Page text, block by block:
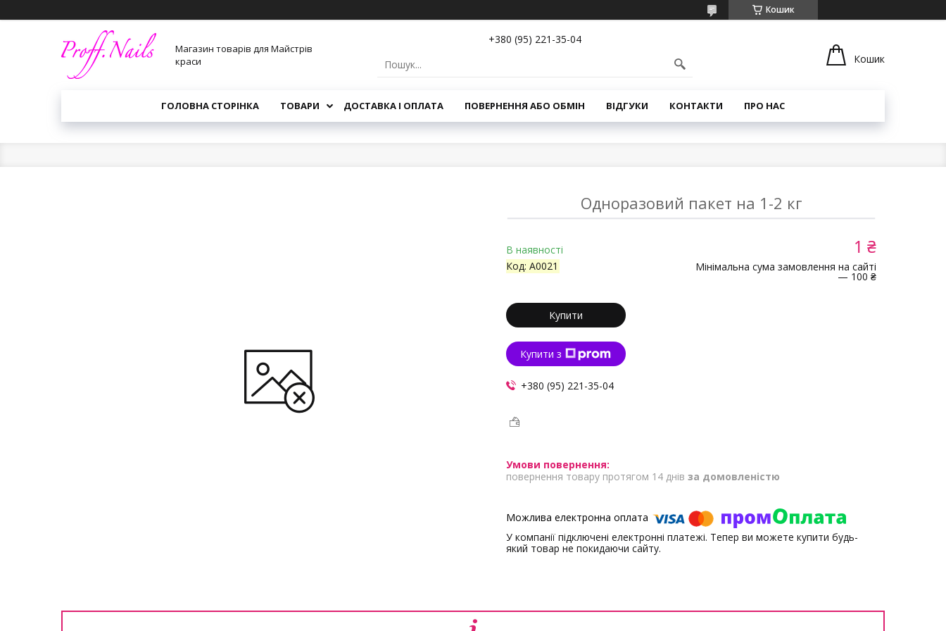
Кошик
Магазин товарів для Майстрів
краси
+380 (95) 221-35-04
Кошик
ГОЛОВНА СТОРІНКА ТОВАРИ ДОСТАВКА І ОПЛАТА ПОВЕРНЕННЯ АБО ОБМІН ВІДГУКИ КОНТАКТИ ПРО НАС
Одноразовий пакет на 1-2 кг
В наявності
Код: A0021
1 ₴
Мінімальна сума замовлення на сайті
— 100 ₴
Купити
Купити з
+380 (95) 221-35-04
повернення товару протягом 14 днів за домовленістю
У компанії підключені електронні платежі. Тепер ви можете купити будь-
який товар не покидаючи сайту.